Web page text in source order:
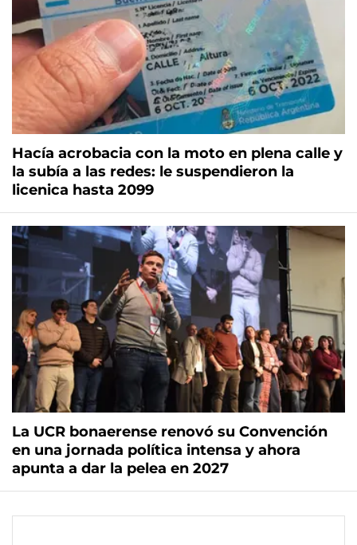
Hacía acrobacia con la moto en plena calle y
la subía a las redes: le suspendieron la
licenica hasta 2099
La UCR bonaerense renovó su Convención
en una jornada política intensa y ahora
apunta a dar la pelea en 2027